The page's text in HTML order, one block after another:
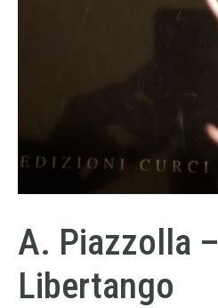
A. Piazzolla –
Libertango